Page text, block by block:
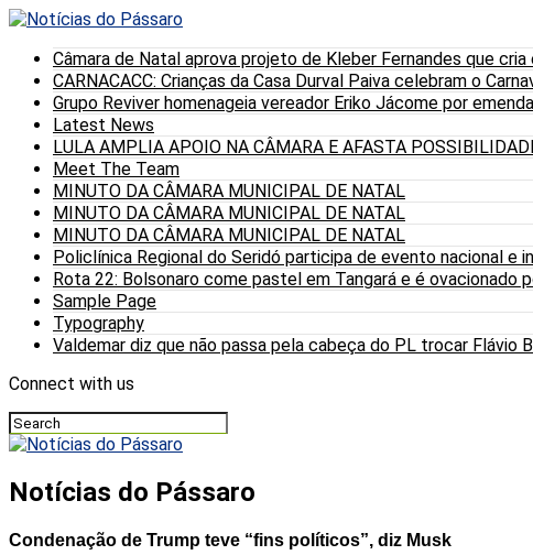
Câmara de Natal aprova projeto de Kleber Fernandes que
CARNACACC: Crianças da Casa Durval Paiva celebram o
Grupo Reviver homenageia vereador Eriko Jácome por
Latest News
LULA AMPLIA APOIO NA CÂMARA E AFASTA
Meet The Team
MINUTO DA CÂMARA MUNICIPAL DE NATAL
MINUTO DA CÂMARA MUNICIPAL DE NATAL
MINUTO DA CÂMARA MUNICIPAL DE NATAL
Policlínica Regional do Seridó participa de evento nacional e
Rota 22: Bolsonaro come pastel em Tangará e é ovacionado
Sample Page
Typography
Valdemar diz que não passa pela cabeça do PL trocar Flávio
Connect with us
Notícias do Pássaro
Condenação de Trump teve “fins políticos”, diz Musk